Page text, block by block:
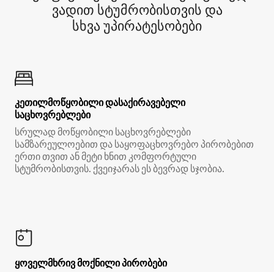
ვადით სტუმრობისთვის და
სხვა უპირატესობები
კეთილმოწყობილი დასაქირავებელი
საცხოვრებლები
სრულად მოწყობილი საცხოვრებლები
სამზარეულოებით და საყოფაცხოვრებო პირობებით
ერთი თვით ან მეტი ხნით კომფორტული
სტუმრობისთვის. ქვეიჯარას ეს ბევრად სჯობია.
ყოველმხრივ მოქნილი პირობები